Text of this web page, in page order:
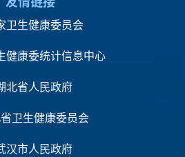
卫生健康委员会
健康委统计信息中心
北省人民政府
卫生健康委员会
汉市人民政府